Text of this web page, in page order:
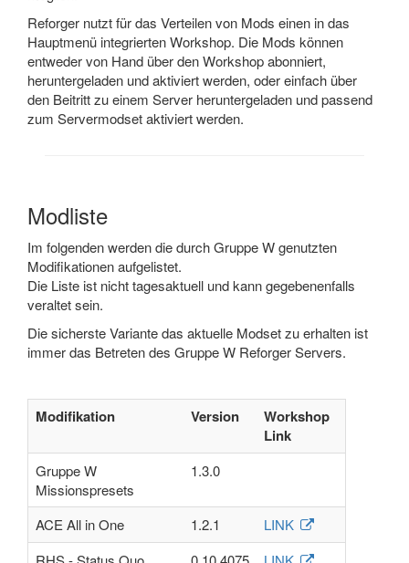
Reforger nutzt für das Verteilen von Mods einen in das
Hauptmenü integrierten Workshop. Die Mods können
entweder von Hand über den Workshop abonniert,
heruntergeladen und aktiviert werden, oder einfach über
den Beitritt zu einem Server heruntergeladen und passend
zum Servermodset aktiviert werden.
Modliste
Im folgenden werden die durch Gruppe W genutzten
Modifikationen aufgelistet.
Die Liste ist nicht tagesaktuell und kann gegebenenfalls
veraltet sein.
Die sicherste Variante das aktuelle Modset zu erhalten ist
immer das Betreten des Gruppe W Reforger Servers.
Modifikation Version
Workshop
Link
Gruppe W
Missionspresets
1.3.0
ACE All in One 1.2.1
LINK